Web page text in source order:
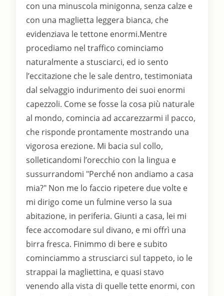
con una minuscola minigonna, senza calze e
con una maglietta leggera bianca, che
evidenziava le tettone enormi.Mentre
procediamo nel traffico cominciamo
naturalmente a stusciarci, ed io sento
l’eccitazione che le sale dentro, testimoniata
dal selvaggio indurimento dei suoi enormi
capezzoli. Come se fosse la cosa più naturale
al mondo, comincia ad accarezzarmi il pacco,
che risponde prontamente mostrando una
vigorosa erezione. Mi bacia sul collo,
solleticandomi l’orecchio con la lingua e
sussurrandomi "Perché non andiamo a casa
mia?" Non me lo faccio ripetere due volte e
mi dirigo come un fulmine verso la sua
abitazione, in periferia. Giunti a casa, lei mi
fece accomodare sul divano, e mi offrì una
birra fresca. Finimmo di bere e subito
cominciammo a strusciarci sul tappeto, io le
strappai la magliettina, e quasi stavo
venendo alla vista di quelle tette enormi, con